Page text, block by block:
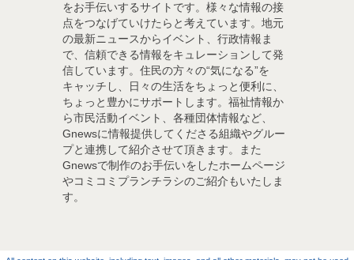
をお手伝いするサイトです。様々な情報の接
点をつなげていけたらと考えています。地元
の最新ニュースからイベント、行政情報ま
で、信頼できる情報をキュレーションして発
信しています。住民の方々の“気になる”を
キャッチし、日々の生活をちょっと便利に、
ちょっと豊かにサポートします。福祉情報か
ら市民活動イベント、各種団体情報など、
Gnewsに情報提供してくださる組織やグルー
プと連携して紹介させて頂きます。また
Gnewsで制作のお手伝いをしたホームページ
やコミコミプランチラシのご紹介もいたしま
す。